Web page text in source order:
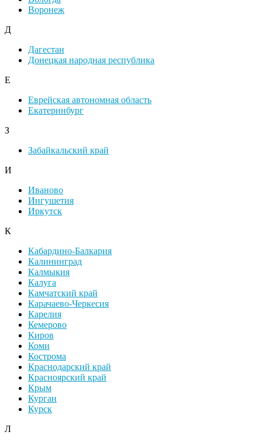
Воронеж
Д
Дагестан
Донецкая народная республика
Е
Еврейская автономная область
Екатеринбург
З
Забайкальский край
И
Иваново
Ингушетия
Иркутск
К
Кабардино-Балкария
Калининград
Калмыкия
Калуга
Камчатский край
Карачаево-Черкесия
Карелия
Кемерово
Киров
Коми
Кострома
Краснодарский край
Красноярский край
Крым
Курган
Курск
Л